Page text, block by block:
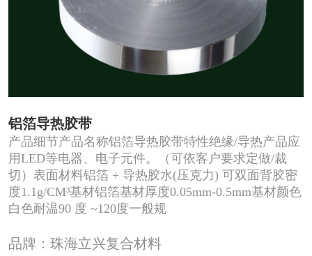
铝箔导热胶带
产品细节产品名称铝箔导热胶带特性绝缘/导热产品应
用LED等电器、电子元件。（可依客户要求定做/裁
切）表面材料铝箔 + 导热胶水(压克力) 可双面背胶密
度1.1g/CM³基材铝箔基材厚度0.05mm-0.5mm基材颜色
白色耐温90 度 ~120度一般规
品牌：珠海立兴复合材料